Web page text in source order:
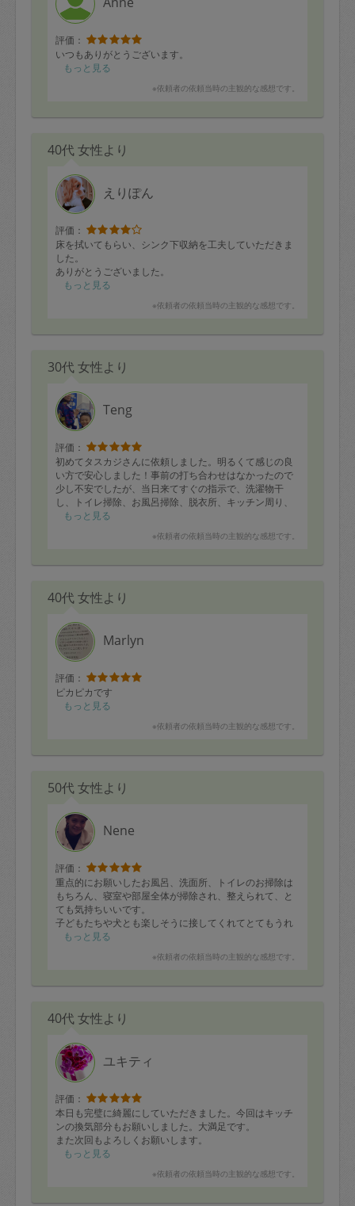
評価：
いつもありがとうございます。
もっと見る
※依頼者の依頼当時の主観的な感想です。
40代 女性より
えりぽん
評価：
床を拭いてもらい、シンク下収納を工夫していただきま
した。
ありがとうございました。
もっと見る
※依頼者の依頼当時の主観的な感想です。
30代 女性より
Teng
評価：
初めてタスカジさんに依頼しました。明るくて感じの良
い方で安心しました！事前の打ち合わせはなかったので
少し不安でしたが、当日来てすぐの指示で、洗濯物干
し、トイレ掃除、お風呂掃除、脱衣所、キッチン周り、
換気扇、玄関、リビングの掃除機がけとクイックルワイ
用の泡のワイドマジックリン、掃除用のスポンジの予備
に走りました。)
もっと見る
※依頼者の依頼当時の主観的な感想です。
40代 女性より
Marlyn
評価：
ピカピカです
もっと見る
※依頼者の依頼当時の主観的な感想です。
50代 女性より
Nene
評価：
重点的にお願いしたお風呂、洗面所、トイレのお掃除は
もちろん、寝室や部屋全体が掃除され、整えられて、と
ても気持ちいいです。
子どもたちや犬とも楽しそうに接してくれてとてもうれ
しかったです。
もっと見る
※依頼者の依頼当時の主観的な感想です。
40代 女性より
ユキティ
評価：
本日も完璧に綺麗にしていただきました。今回はキッチ
ンの換気部分もお願いしました。大満足です。
また次回もよろしくお願いします。
もっと見る
※依頼者の依頼当時の主観的な感想です。